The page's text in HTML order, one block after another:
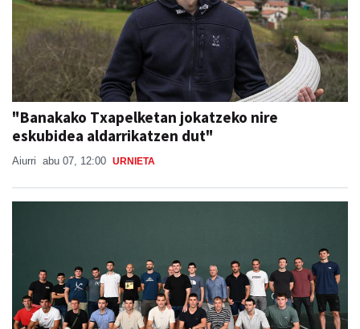
"Banakako Txapelketan jokatzeko nire
eskubidea aldarrikatzen dut"
Aiurri abu 07, 12:00 URNIETA